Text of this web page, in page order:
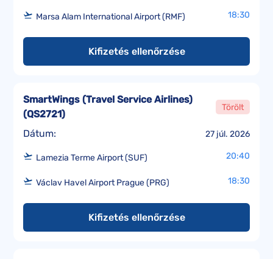
Marsa Alam International Airport (RMF) 18:30
Kifizetés ellenőrzése
Dátum: 27 júl. 2026
SmartWings (Travel Service Airlines)
(QS2721)
Törölt
Lamezia Terme Airport (SUF) 20:40
Václav Havel Airport Prague (PRG) 18:30
Kifizetés ellenőrzése